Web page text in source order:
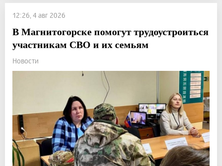
12:26, 4 авг 2026
В Магнитогорске помогут трудоустроиться
участникам СВО и их семьям
Новости